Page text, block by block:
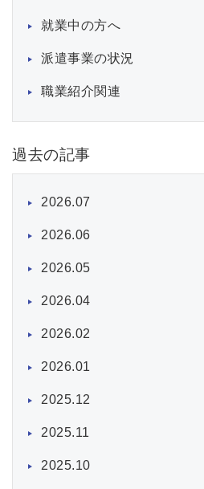
就業中の方へ
派遣事業の状況
職業紹介関連
過去の記事
2026.07
2026.06
2026.05
2026.04
2026.02
2026.01
2025.12
2025.11
2025.10